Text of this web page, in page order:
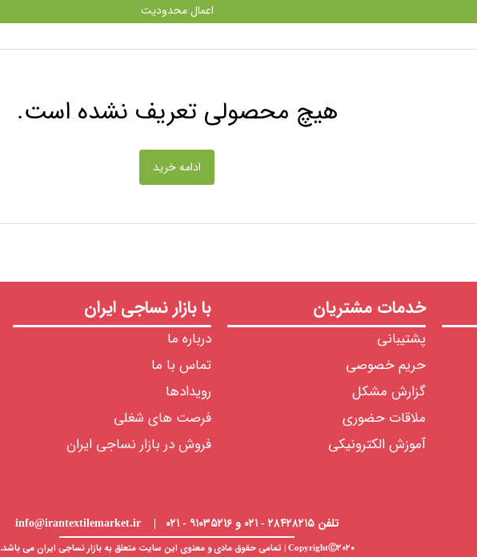
اعمال محدودیت
هیچ محصولی تعریف نشده است.
ادامه خرید
خدمات مشتریان
پشتیبانی
حریم خصوصی
گزارش مشکل
ملاقات حضوری
آموزش الکترونیکی
با بازار نساجی ایران
درباره ما
تماس با ما
رویدادها
فرصت های شغلی
فروش در بازار نساجی ایران
تلفن ۲۸۴۲۸۲۱۵ - ۰۲۱ و ۹۱۰۳۵۲۱۶ - ۰۲۱ | info@irantextilemarket.ir
CopyrightⒸ۲۰۲۰ | تمامی حقوق مادی و معنوی این سایت متعلق به بازار نساجی ایران می باشد.